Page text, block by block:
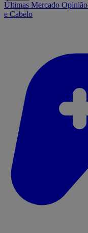
Últimas Mercado Opinião
e Cabelo